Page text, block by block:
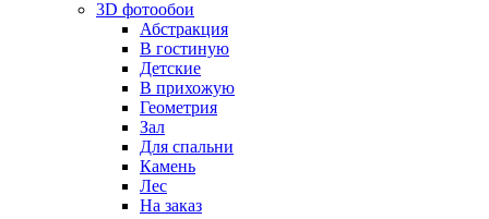
3D фотообои
Абстракция
В гостиную
Детские
В прихожую
Геометрия
Зал
Для спальни
Камень
Лес
На заказ